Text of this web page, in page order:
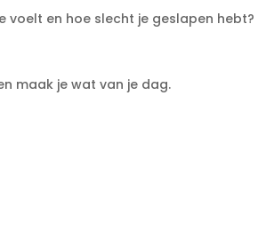
voelt en hoe slecht je geslapen hebt?
maak je wat van je dag.